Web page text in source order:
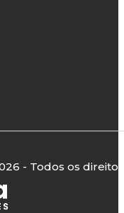
- Todos os